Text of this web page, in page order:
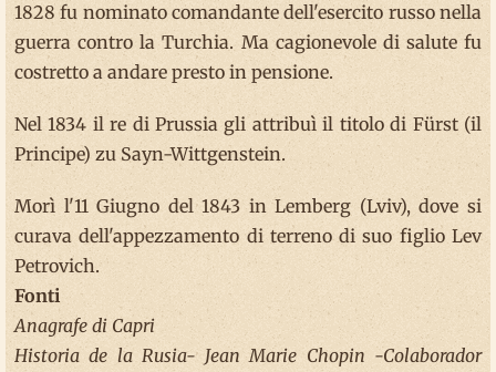
1828 fu nominato comandante dell'esercito russo nella
guerra contro la Turchia. Ma cagionevole di salute fu
costretto a andare presto in pensione.
Nel 1834 il re di Prussia gli attribuì il titolo di Fürst (il
Principe) zu Sayn-Wittgenstein.
Morì l'11 Giugno del 1843 in Lemberg (Lviv), dove si
curava dell'appezzamento di terreno di suo figlio Lev
Petrovich.
Fonti
Anagrafe di Capri
Historia de la Rusia- Jean Marie Chopin -Colaborador